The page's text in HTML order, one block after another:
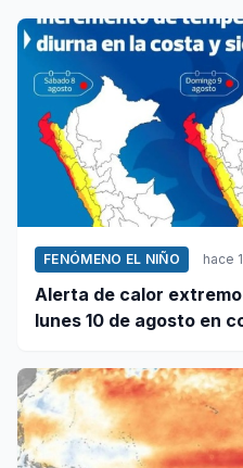
FENÓMENO EL NIÑO hace
Alerta de calor
lunes 10 de agosto en